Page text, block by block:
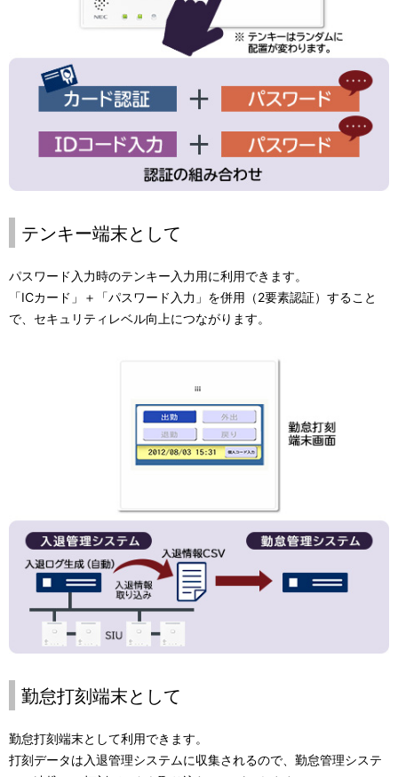
テンキー端末として
パスワード入力時のテンキー入力用に利用できます。
「ICカード」＋「パスワード入力」を併用（2要素認証）すること
で、セキュリティレベル向上につながります。
勤怠打刻端末として
勤怠打刻端末として利用できます。
打刻データは入退管理システムに収集されるので、勤怠管理システ